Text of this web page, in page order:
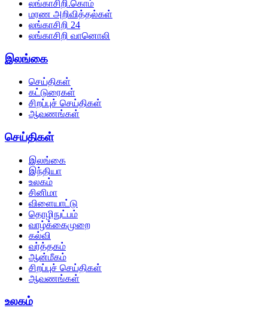
லங்காசிறி.கொம்
மரண அறிவித்தல்கள்
லங்காசிறி 24
லங்காசிறி வானொலி
இலங்கை
செய்திகள்
கட்டுரைகள்
சிறப்புச் செய்திகள்
ஆவணங்கள்
செய்திகள்
இலங்கை
இந்தியா
உலகம்
சினிமா
விளையாட்டு
தொழிநுட்பம்
வாழ்க்கைமுறை
கல்வி
வர்த்தகம்
ஆன்மீகம்
சிறப்புச் செய்திகள்
ஆவணங்கள்
உலகம்